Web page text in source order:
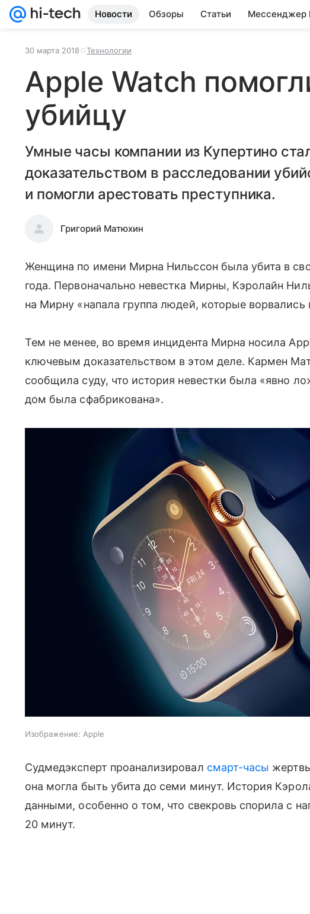
Новости Обзоры Статьи Мессенджер
30 марта 2018 Технологии
Apple Watch
убийцу
Умные часы компании из Купертино
доказательством в расследовании
и помогли арестовать преступника.
Григорий Матюхин
Женщина по имени Мирна Нильссон была убита в
года. Первоначально невестка Мирны, Кэролайн
на Мирну «напала группа людей, которые
Тем не менее, во время инцидента Мирна носила
ключевым доказательством в этом деле. Кармен
сообщила суду, что история невестки была «явно
дом была сфабрикована».
Изображение: Apple
Судмедэксперт проанализировал смарт-часы
она могла быть убита до семи минут. История
данными, особенно о том, что свекровь спорила с
20 минут.